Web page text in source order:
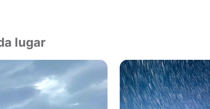
lugar